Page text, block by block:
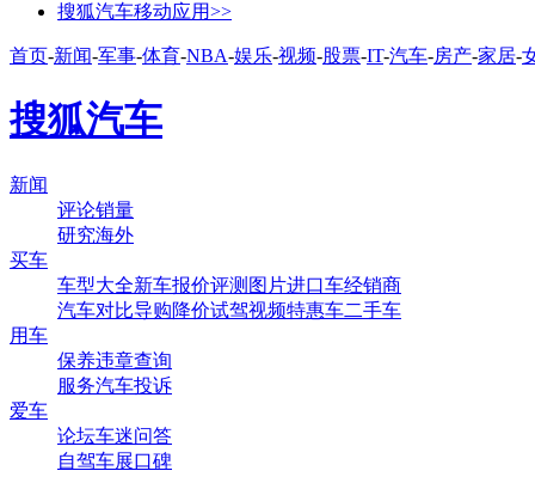
搜狐汽车移动应用>>
首页-新闻-军事-体育-NBA-娱乐-视频-股票-IT-汽车-房产-家居-
搜狐汽车
新闻
评论销量
研究海外
买车
车型大全新车报价评测 图片进口车经销商
汽车对比导购降价试驾视频特惠车二手车
用车
保养违章查询
服务汽车投诉
爱车
论坛车迷问答
自驾车展口碑